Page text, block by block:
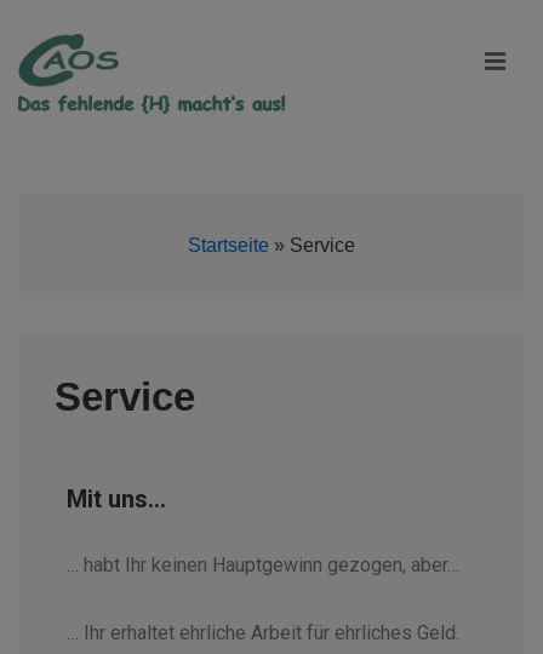
Startseite » Service
Service
Mit uns…
… habt Ihr keinen Hauptgewinn gezogen, aber…
… Ihr erhaltet ehrliche Arbeit für ehrliches Geld.